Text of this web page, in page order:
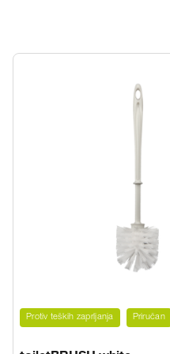
Protiv teških zaprljanja Priručan